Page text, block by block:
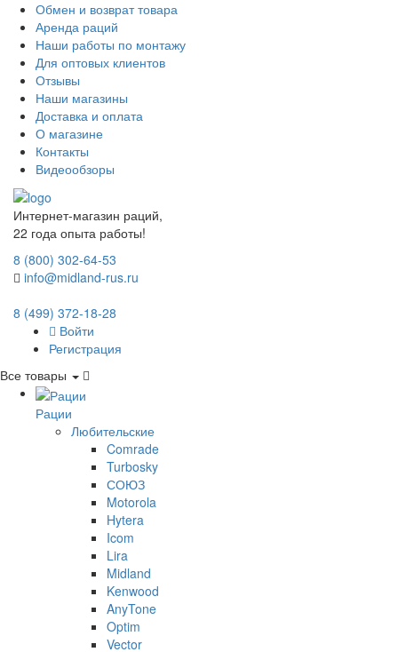
Обмен и возврат товара
Аренда раций
Наши работы по монтажу
Для оптовых клиентов
Отзывы
Наши магазины
Доставка и оплата
О магазине
Контакты
Видеообзоры
Интернет-магазин раций,
22 года опыта работы!
8 (800) 302-64-53
info@midland-rus.ru
8 (499) 372-18-28
Войти
Регистрация
Все товары
Рации
Любительские
Comrade
Turbosky
СОЮЗ
Motorola
Hytera
Icom
Lira
Midland
Kenwood
AnyTone
Optim
Vector